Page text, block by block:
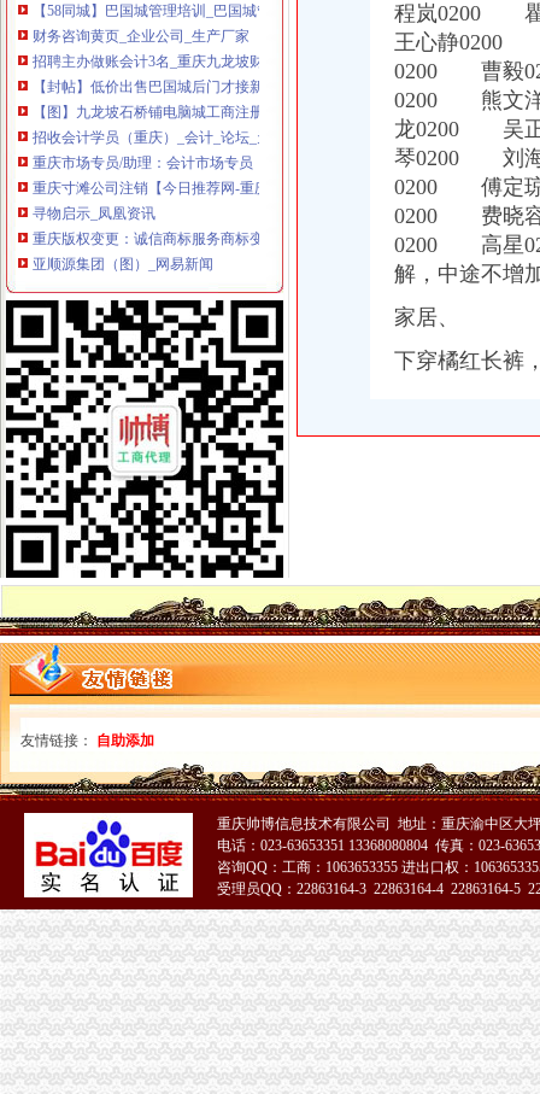
财务咨询黄页_企业公司_生产厂家
招聘主办做账会计3名_重庆九龙坡财务/审计/金融-重庆E同城
【封帖】低价出售巴国城后门才接新房一室一厅只需22万（先到先得
【图】九龙坡石桥铺电脑城工商注册代理/代理记账/审计_重庆工商注册
招收会计学员（重庆）_会计_论坛_天涯社区
重庆市场专员/助理：会计市场专员（兼职）-重庆爱问分类
重庆寸滩公司注销【今日推荐网-重庆工商/税务/财务】
寻物启示_凤凰资讯
重庆版权变更：诚信商标服务商标变更只需800元包授权-重庆爱问分类
亚顺源集团（图）_网易新闻
万事通_新浪新闻
万事通_新浪新闻
寻物启示（图）_手机网易网
寻物启示-新闻频道-华龙网
创业·致富_网易新闻
颐之时巴国城开店_网易财经
重庆云联惠联盟商家（QQ）_轻应用webapp-兔展H5作品
重庆南岸南坪公司注册、公司变更、公司注销【今日推荐网-重庆工商/
渝大微企聚集园区将运营附近楼盘盼升值-重庆搜狐焦点
重庆云联惠联盟商家（QQ）_轻应用webapp-兔展H5作品
晨报万事通|重庆|渝中区_凤凰资讯
巴国城九龙坡财税代账,疑难财务咨询,企业验资_重庆会计审计_重庆
华生园糕专卖店新鲜糕生日糕祝寿糕重庆糕巴国城糕_淘
油价涨不停捧车族好囧为省油有车难开（转载）_重庆_论坛_天涯社区
全国开发商动态全部_全国房产新闻（581）-吉屋网
[年报]保利地产：2010年年度报告-[中财网]
杨家坪代账公司招聘_列表网
国内新闻-新闻频道
重庆出台酒令与限宴规定_正义网
重庆市大渡口区诗路2号附38号_重庆市第五中级人民法院
国内新闻-新闻频道
重庆新闻_重庆资讯_新浪重庆_新浪网
重庆新闻_重庆资讯_新浪重庆_新浪网
【图】九龙坡巴国城二郎片区代账会计公司注册报税会计_重庆工商注
巴国城代账公司
巴国研制新型坦克外形接近中国99G（组图）_新闻_腾讯网
财务代账公司怎么选择？-博财务-商务服务-梦之城国际娱乐论坛
中日合作生产“第三代”威驰轿车昨日在天津下线_广州房地产_房掌柜
余杭中泰安诚财务专业代账报税整账公司会计做账拿账-杭州58同城
【58同城】前进广场代理记账_前进广场代理记账公司
【巴国城会计招聘网|巴国城会计师招聘信息】-重庆58同城
程岚0200
王心静
0200 曹毅
0200 熊文
龙0200 吴
琴0200 刘
0200 傅定
0200 费晓
0200 高星
解，中途不
家居、
下穿橘红长
友情链接： 自助添加
重庆帅博信息技术有限公司 地址：重庆渝中区大
电话：023-63653351 13368080804 传真：023-
咨询QQ：工商：1063653355 进出口权：
受理员QQ：22863164-3 22863164-4 22863164-5
51La